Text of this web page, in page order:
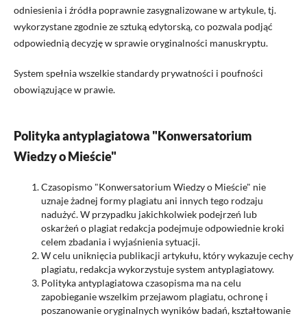
odniesienia i źródła poprawnie zasygnalizowane w artykule, tj.
wykorzystane zgodnie ze sztuką edytorską, co pozwala podjąć
odpowiednią decyzję w sprawie oryginalności manuskryptu.
System spełnia wszelkie standardy prywatności i poufności
obowiązujące w prawie.
Polityka antyplagiatowa "Konwersatorium
Wiedzy o Mieście"
Czasopismo "Konwersatorium Wiedzy o Mieście" nie
uznaje żadnej formy plagiatu ani innych tego rodzaju
nadużyć. W przypadku jakichkolwiek podejrzeń lub
oskarżeń o plagiat redakcja podejmuje odpowiednie kroki
celem zbadania i wyjaśnienia sytuacji.
W celu uniknięcia publikacji artykułu, który wykazuje cechy
plagiatu, redakcja wykorzystuje system antyplagiatowy.
Polityka antyplagiatowa czasopisma ma na celu
zapobieganie wszelkim przejawom plagiatu, ochronę i
poszanowanie oryginalnych wyników badań, kształtowanie